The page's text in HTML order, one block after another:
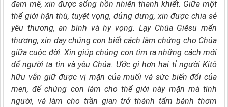
đam mê,xin được sống hồn nhiên thanh khiết. Giữa một
thế giới hận thù, tuyệt vọng, dửng dưng,xin được chia sẻ
yêu thương, an bình và hy vọng. Lạy Chúa Giêsu mến
thương,xin dạy chúng con biết cách làm chứng cho Chúa
giữa cuộc đời. Xin giúp chúng con tìm ra những cách mới
để người ta tin và yêu Chúa. Ước gì hơn hai tỉ người Kitô
hữu vẫn giữ được vị mặn của muối và sức biến đổi của
men,để chúng con làm cho thế giới này mặn mà tình
người, và làm cho trần gian trở thành tấm bánh thơm